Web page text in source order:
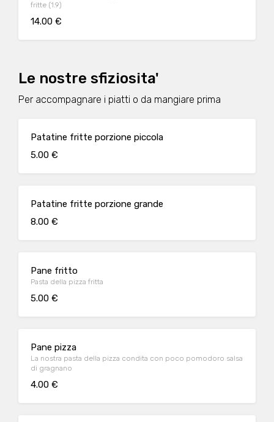
fritte (1.9)
14.00 €
Le nostre sfiziosita'
Per accompagnare i piatti o da mangiare prima
Patatine fritte porzione piccola
5.00 €
Patatine fritte porzione grande
8.00 €
Pane fritto
Pasta della pizza fritta
5.00 €
Pane pizza
La nostra pasta della pizza condita con poco pomodoro salsa
di gragnano
4.00 €